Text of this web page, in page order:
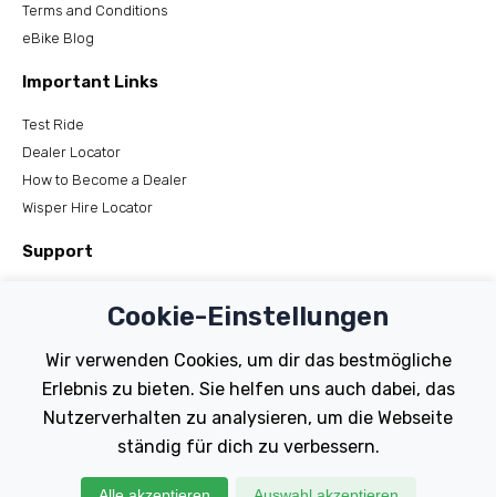
Terms and Conditions
eBike Blog
Important Links
Test Ride
Dealer Locator
How to Become a Dealer
Wisper Hire Locator
Support
Manuals
Electric Bikes
Cookie-Einstellungen
Wir verwenden Cookies, um dir das bestmögliche
Erlebnis zu bieten. Sie helfen uns auch dabei, das
Nutzerverhalten zu analysieren, um die Webseite
ständig für dich zu verbessern.